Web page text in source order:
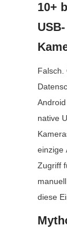
10+
USB-
Falsch.
native
einzige
Zugriff
diese